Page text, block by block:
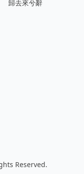
歸去來兮辭
Reserved.